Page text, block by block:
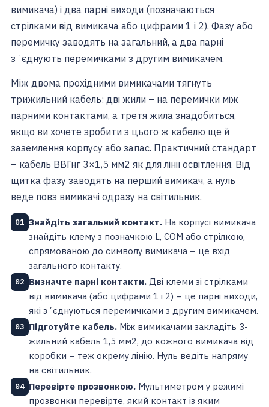
вимикача) і два парні виходи (позначаються
стрілками від вимикача або цифрами 1 і 2). Фазу або
перемичку заводять на загальний, а два парні
зʼєднують перемичками з другим вимикачем.
Між двома прохідними вимикачами тягнуть
трижильний кабель: дві жили – на перемички між
парними контактами, а третя жила знадобиться,
якщо ви хочете зробити з цього ж кабелю ще й
заземлення корпусу або запас. Практичний стандарт
– кабель ВВГнг 3×1,5 мм2 як для лінії освітлення. Від
щитка фазу заводять на перший вимикач, а нуль
веде повз вимикачі одразу на світильник.
01 Знайдіть загальний контакт. На корпусі вимикача
знайдіть клему з позначкою L, COM або стрілкою,
спрямованою до символу вимикача – це вхід
загального контакту.
02 Визначте парні контакти. Дві клеми зі стрілками
від вимикача (або цифрами 1 і 2) – це парні виходи,
які зʼєднуються перемичками з другим вимикачем.
03 Підготуйте кабель. Між вимикачами закладіть 3-
жильний кабель 1,5 мм2, до кожного вимикача від
коробки – теж окрему лінію. Нуль ведіть напряму
на світильник.
04 Перевірте прозвонкою. Мультиметром у режимі
прозвонки перевірте, який контакт із яким